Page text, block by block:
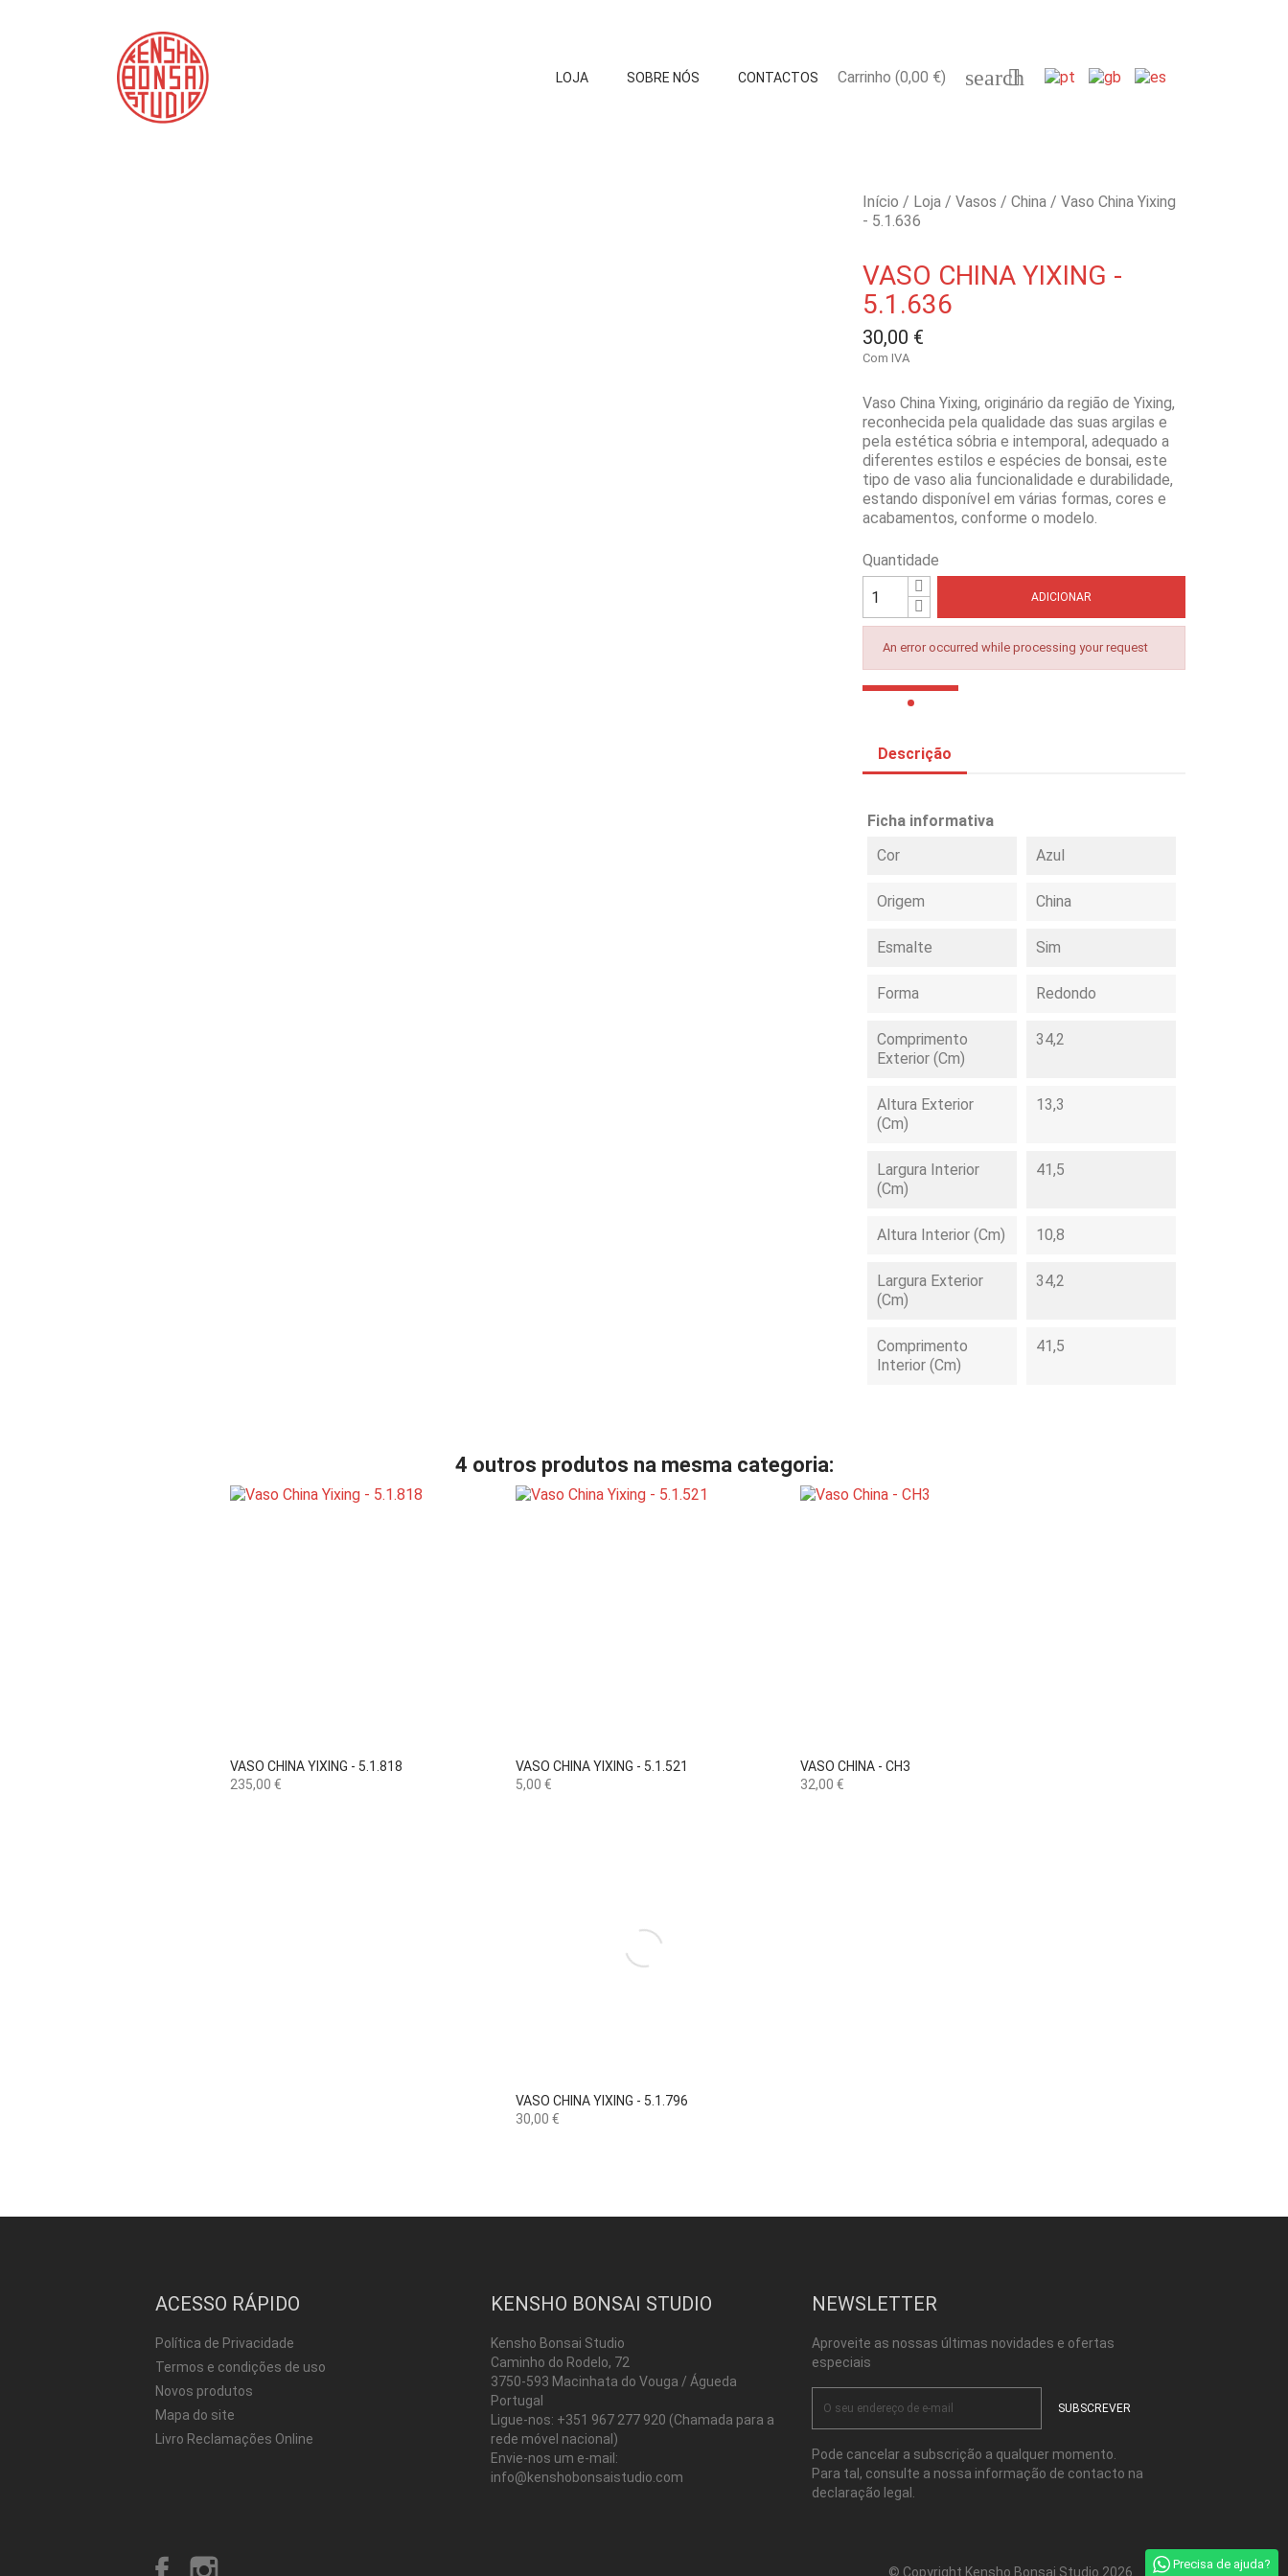
Precisa de ajuda?
LOJA SOBRE NÓS CONTACTOS Carrinho (0,00 €) search

Início Loja Vasos China
Vaso China Yixing
- 5.1.636
VASO CHINA YIXING -
5.1.636
30,00 €
Com IVA
Vaso China Yixing, originário da região de Yixing,
reconhecida pela qualidade das suas argilas e
pela estética sóbria e intemporal, adequado a
diferentes estilos e espécies de bonsai, este
tipo de vaso alia funcionalidade e durabilidade,
estando disponível em várias formas, cores e
acabamentos, conforme o modelo.
Quantidade
ADICIONAR
An error occurred while processing your request
Descrição
Ficha informativa
Cor
Azul
Origem China
Esmalte Sim
Forma Redondo
Comprimento
Exterior (cm)
34,2
Altura Exterior
(cm)
13,3
Largura Interior
(cm)
41,5
Altura Interior (cm) 10,8
Largura Exterior
(cm)
34,2
Comprimento
Interior (cm)
41,5
4 outros produtos na mesma categoria:
VASO CHINA YIXING - 5.1.818
Preço
235,00 €
 Vista rápida
VASO CHINA YIXING - 5.1.521
Preço
5,00 €
 Vista rápida
VASO CHINA - CH3
Preço
32,00 €
 Vista rápida
VASO CHINA YIXING - 5.1.796
Preço
30,00 €
 Vista rápida
ACESSO RÁPIDO
Política de Privacidade
Termos e condições de uso
Novos produtos
Mapa do site
Livro Reclamações Online
KENSHO BONSAI STUDIO
Kensho Bonsai Studio
Caminho do Rodelo, 72
3750-593 Macinhata do Vouga / Águeda
Portugal
Ligue-nos: +351 967 277 920 (Chamada para a
rede móvel nacional)
Envie-nos um e-mail:
info@kenshobonsaistudio.com
NEWSLETTER
Aproveite as nossas últimas novidades e ofertas
especiais
Pode cancelar a subscrição a qualquer momento.
Para tal, consulte a nossa informação de contacto na
declaração legal.
Facebook
© Copyright Kensho Bonsai Studio 2026